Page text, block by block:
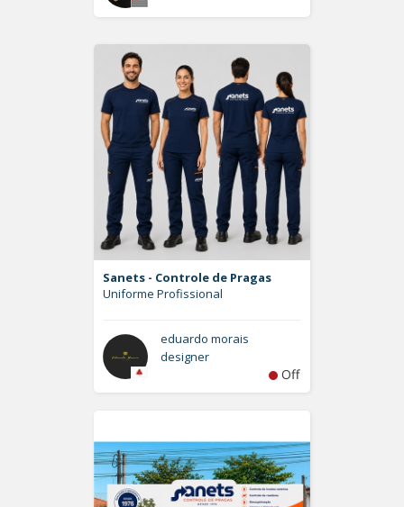
Sanets - Controle de Pragas
Uniforme Profissional
eduardo morais
designer
Off